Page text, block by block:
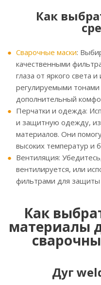
Как
Сварочные маски:
качественными
глаза от яркого света
регулируемыми
дополнительный
Перчатки и одежда:
и защитную одежду,
материалов. Они
высоких температур и
Вентиляция:
вентилируется, или
фильтрами для защиты
Как
материалы
Дуг